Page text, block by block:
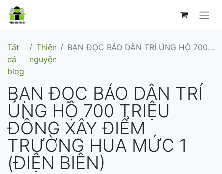
Tất
cả
blog
Thiện
nguyện
BẠN ĐỌC BÁO DÂN TRÍ ỦNG HỘ 700 TRIỆU ĐỒNG XÂY ĐIỂM TRƯỜNG HUA MỨC 1 (ĐIỆN BIÊN)
BẠN ĐỌC BÁO DÂN TRÍ
ỦNG HỘ 700 TRIỆU
ĐỒNG XÂY ĐIỂM
TRƯỜNG HUA MỨC 1
(ĐIỆN BIÊN)